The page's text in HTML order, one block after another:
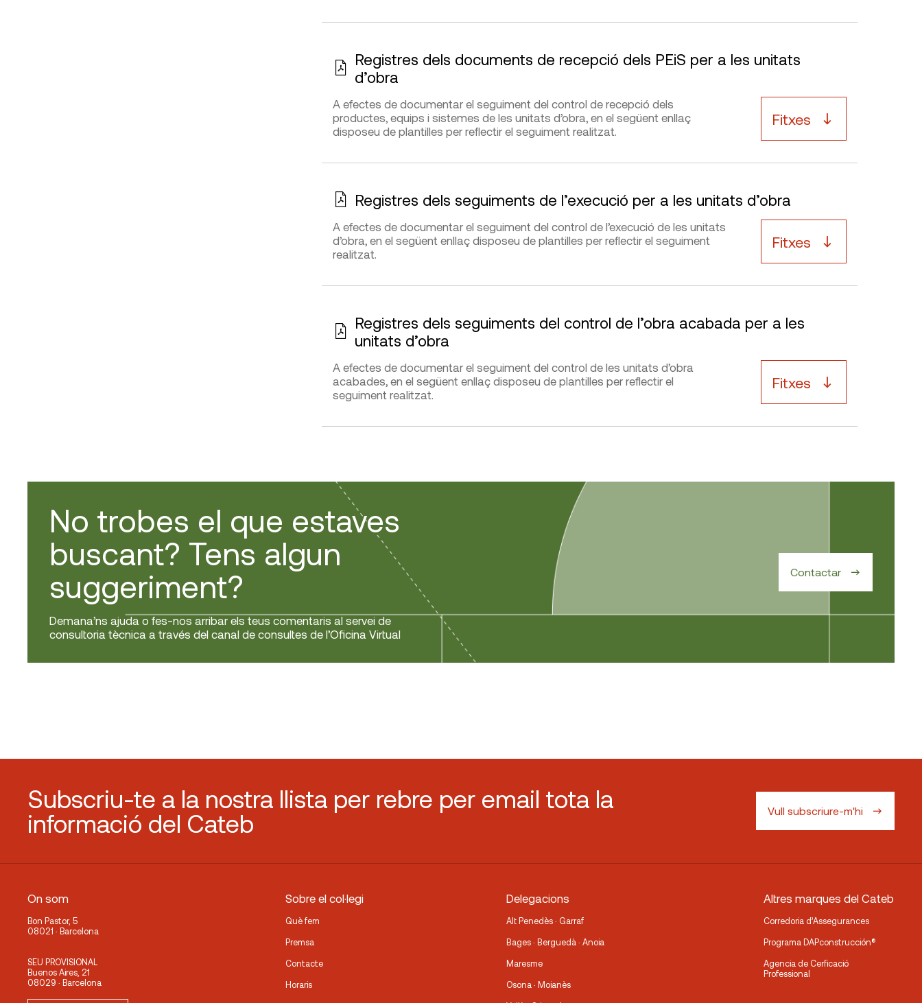
Registres dels documents de recepció dels PEiS per a les unitats
d’obra
A efectes de documentar el seguiment del control de recepció dels
productes, equips i sistemes de les unitats d’obra, en el següent enllaç
disposeu de plantilles per reflectir el seguiment realitzat.
Fitxes
Registres dels seguiments de l’execució per a les unitats d’obra
A efectes de documentar el seguiment del control de l’execució de les unitats
d’obra, en el següent enllaç disposeu de plantilles per reflectir el seguiment
realitzat.
Fitxes
Registres dels seguiments del control de l’obra acabada per a les
unitats d’obra
A efectes de documentar el seguiment del control de les unitats d’obra
acabades, en el següent enllaç disposeu de plantilles per reflectir el
seguiment realitzat.
Fitxes
No trobes el que estaves
buscant? Tens algun
suggeriment?
Demana’ns ajuda o fes-nos arribar els teus comentaris al servei de
consultoria tècnica a través del canal de consultes de l’Oficina Virtual
Contactar
Subscriu-te a la nostra llista per rebre per email tota la
informació del Cateb
Vull subscriure-m'hi
On som
Bon Pastor, 5
08021 · Barcelona
SEU PROVISIONAL
Buenos Aires, 21
08029 · Barcelona
Sobre el col·legi
Què fem
Premsa
Contacte
Horaris
Delegacions
Alt Penedès · Garraf
Bages · Berguedà · Anoia
Maresme
Osona · Moianès
Altres marques del Cateb
Corredoria d’Assegurances
Programa DAPconstrucción®
Agencia de Cerficació
Professional